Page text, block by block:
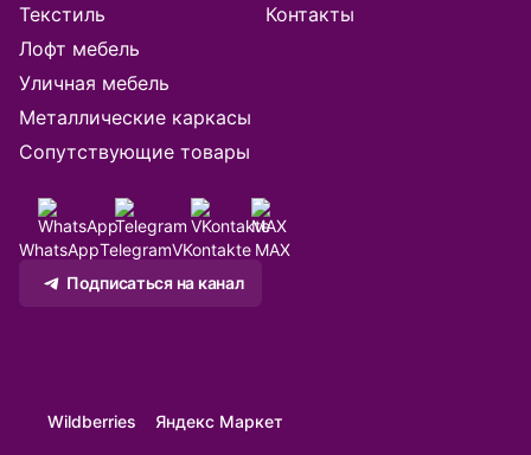
Благовещенск
Великий Новгород
Владивосток
Владикавказ
Текстиль
Лофт мебель
Уличная мебель
Металлические каркасы
Сопутствующие товары
Контакты
WhatsAppTelegramVKontakte MAX
Подписаться на канал
Wildberries Яндекс Маркет